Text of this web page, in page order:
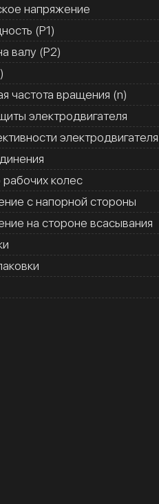
напряжение
(Р1)
валу (Р2)
частота вращения (n)
электродвигателя
электродвигателя
колес
с напорной стороны
на стороне всасывания